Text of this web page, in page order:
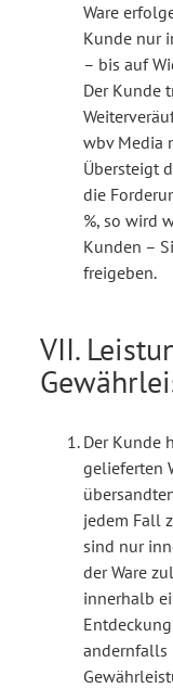
Ware
Kunde nur
– bis auf
Der Kunde
wbv Media
Übersteigt
die
%, so wird
Kunden –
freigeben.
VII.
Der Kunde
gelieferten
jedem Fall
sind nur
der Ware
innerhalb
andernfalls